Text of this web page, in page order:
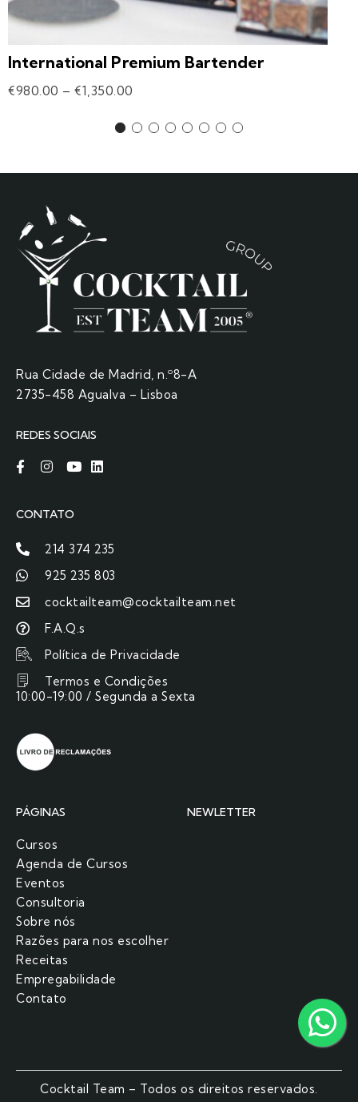
International Premium Bartender
€980.00 – €1,350.00
Rua Cidade de Madrid, n.º8-A
2735-458 Agualva – Lisboa
REDES SOCIAIS
CONTATO
214 374 235
925 235 803
cocktailteam@cocktailteam.net
F.A.Q.s
Política de Privacidade
Termos e Condições
10:00-19:00 / Segunda a Sexta
PÁGINAS
Cursos
Agenda de Cursos
Eventos
Consultoria
Sobre nós
Razões para nos escolher​
Receitas
Empregabilidade
Contato
NEWLETTER
Cocktail Team – Todos os direitos reservados.